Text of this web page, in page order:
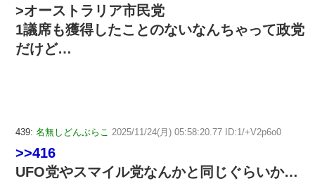
>オーストラリア市民党
1議席も獲得したことのないなんちゃって政党
だけど…
439: 名無しどんぶらこ 2025/11/24(月) 05:58:20.77 ID:1/+V2p6o0
>>416
UFO党やスマイル党なんかと同じぐらいか…